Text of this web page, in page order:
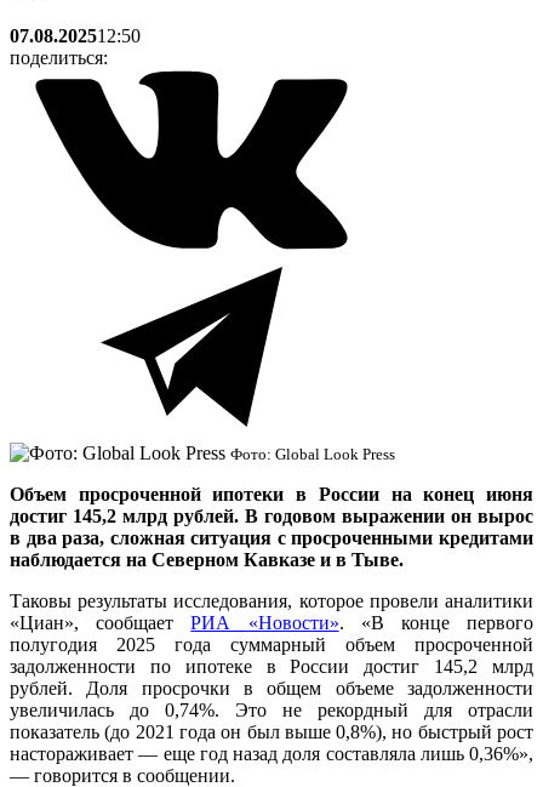
07.08.202512:50
поделиться:
Фото: Global Look Press
Объем просроченной ипотеки в России на конец июня
достиг 145,2 млрд рублей. В годовом выражении он вырос
в два раза, сложная ситуация с просроченными кредитами
наблюдается на Северном Кавказе и в Тыве.
Таковы результаты исследования, которое провели аналитики
«Циан», сообщаетРИА «Новости». «В конце первого
полугодия 2025 года суммарный объем просроченной
задолженности по ипотеке в России достиг 145,2 млрд
рублей. Доля просрочки в общем объеме задолженности
увеличилась до 0,74%. Это не рекордный для отрасли
показатель (до 2021 года он был выше 0,8%), но быстрый рост
настораживает — еще год назад доля составляла лишь 0,36%»,
— говорится в сообщении.